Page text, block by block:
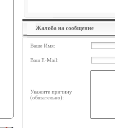
Жалоба на сообщение
Ваше Имя:
Ваш E-Mail:
Укажите причину
(обязательно):